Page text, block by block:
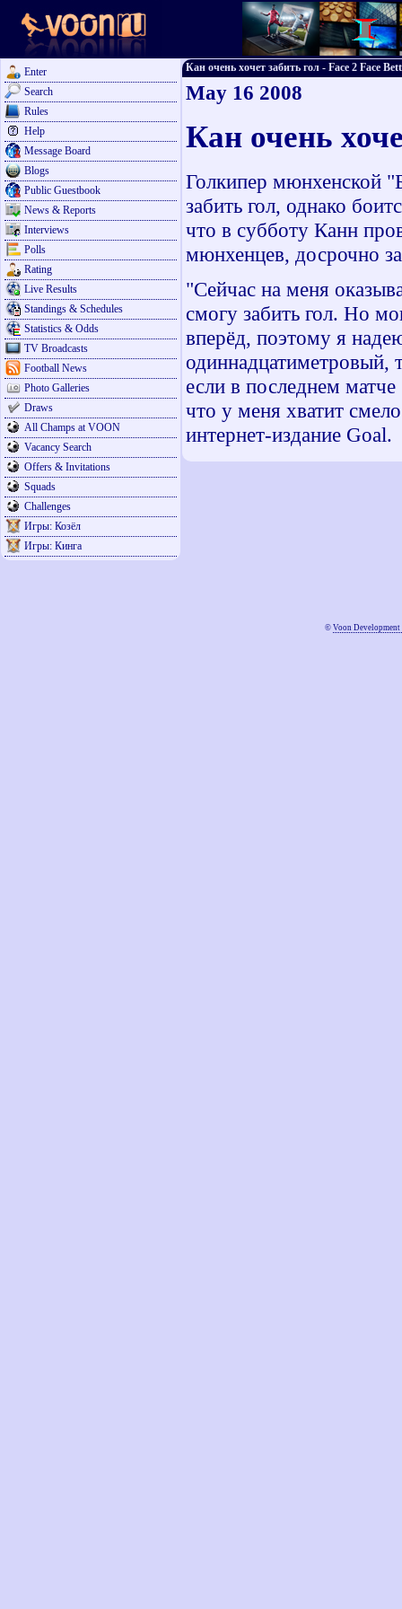
Enter
Search
Rules
Help
Message Board
Blogs
Public Guestbook
News & Reports
Interviews
Polls
Rating
Live Results
Standings & Schedules
Statistics & Odds
TV Broadcasts
Football News
Photo Galleries
Draws
All Champs at VOON
Vacancy Search
Offers & Invitations
Squads
Challenges
Игры: Козёл
Игры: Кинга
Кан очень хочет забить гол - Face 2 Face
May 16 2008
Кан очень
Голкипер мюнхенской
забить гол, однако
что в субботу Канн
мюнхенцев, досрочно
"Сейчас на меня
смогу забить гол. Но
вперёд, поэтому я
одиннадцатиметровый,
если в последнем
что у меня хватит
интернет-издание Goal.
© Voon Development